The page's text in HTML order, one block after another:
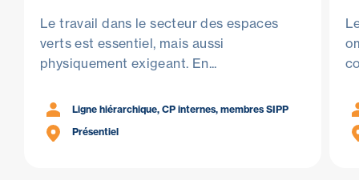
Le travail dans le secteur des espaces
verts est essentiel, mais aussi
physiquement exigeant. En...
Ligne hiérarchique, CP internes, membres SIPP
Présentiel